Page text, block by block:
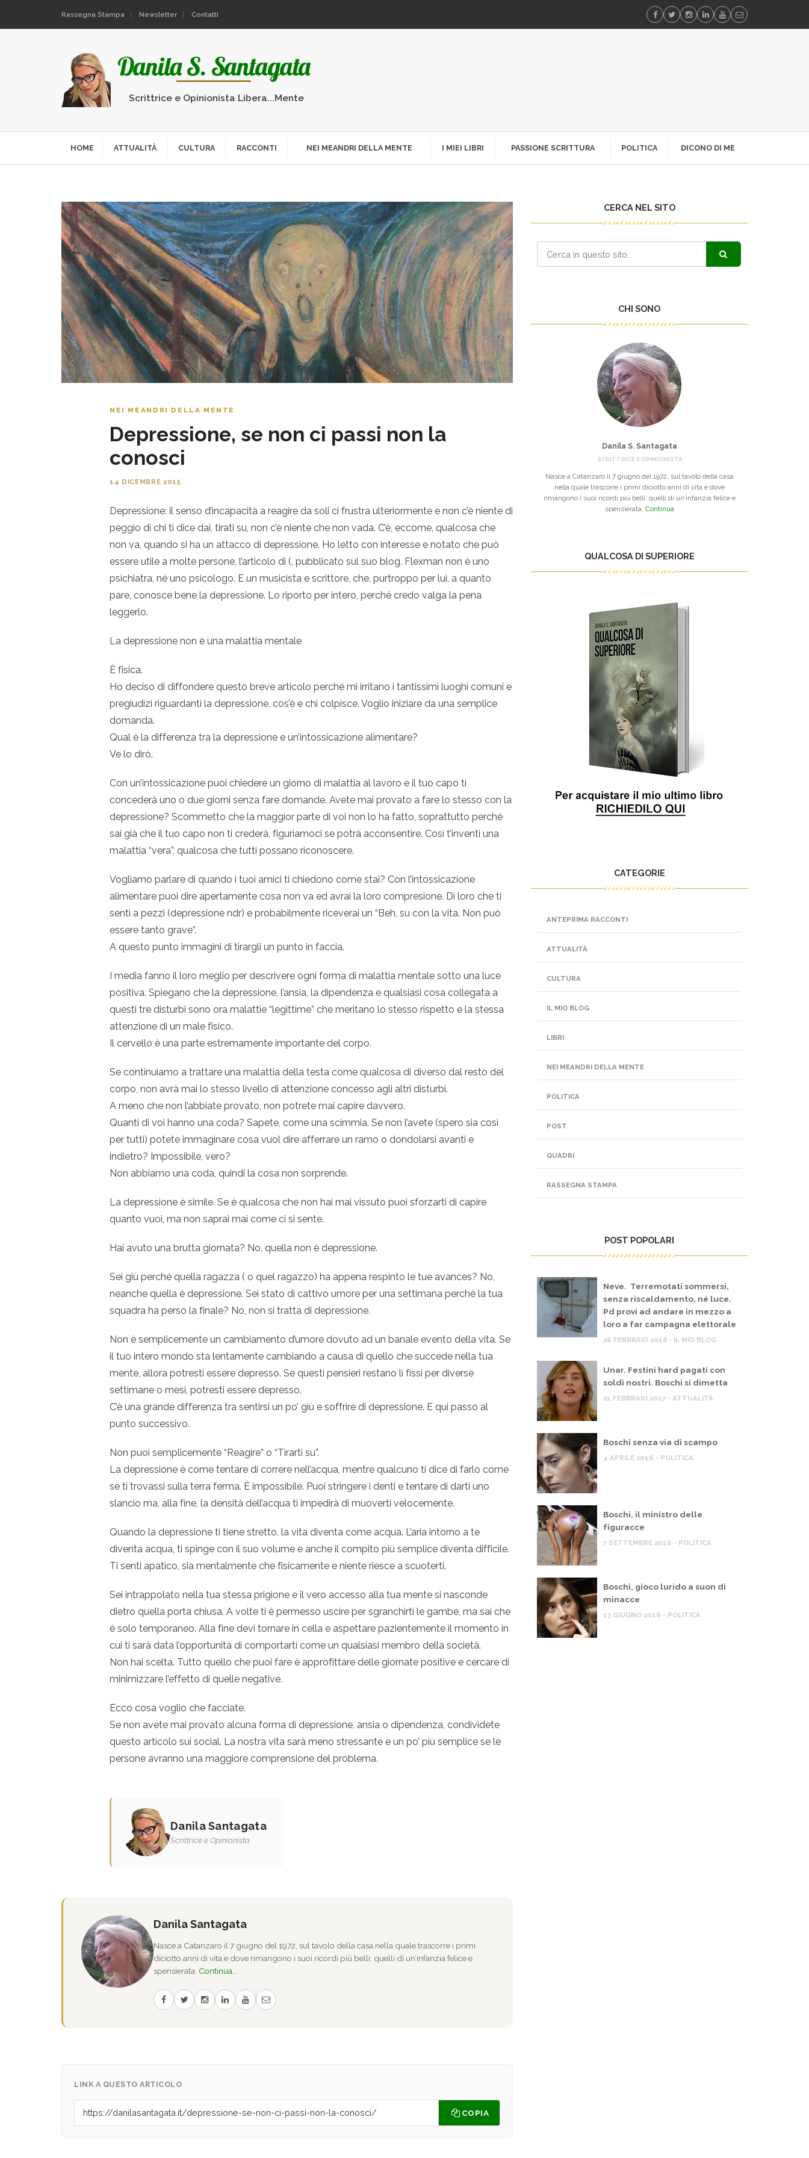
Rassegna Stampa Newsletter Contatti
Scrittrice e Opinionista Libera...Mente
HOME ATTUALITÀ CULTURA RACCONTI NEI MEANDRI DELLA MENTE I MIEI LIBRI PASSIONE SCRITTURA POLITICA DICONO DI ME
NEI MEANDRI DELLA MENTE
Depressione, se non ci passi non la
conosci
14 DICEMBRE 2015
Depressione: il senso d’incapacità a reagire da soli ci frustra ulteriormente e non c’è niente di
peggio di chi ti dice dai, tirati su, non c’è niente che non vada. C’è, eccome, qualcosa che
non va, quando si ha un attacco di depressione. Ho letto con interesse e notato che può
essere utile a molte persone, l’articolo di (, pubblicato sul suo blog. Flexman non è uno
psichiatra, né uno psicologo. E un musicista e scrittore, che, purtroppo per lui, a quanto
pare, conosce bene la depressione. Lo riporto per intero, perché credo valga la pena
leggerlo.
La depressione non è una malattia mentale
È fisica.
Ho deciso di diffondere questo breve articolo perché mi irritano i tantissimi luoghi comuni e
pregiudizi riguardanti la depressione, cos’è e chi colpisce. Voglio iniziare da una semplice
domanda.
Qual è la differenza tra la depressione e un’intossicazione alimentare?
Ve lo dirò.
Con un’intossicazione puoi chiedere un giorno di malattia al lavoro e il tuo capo ti
concederà uno o due giorni senza fare domande. Avete mai provato a fare lo stesso con la
depressione? Scommetto che la maggior parte di voi non lo ha fatto, soprattutto perché
sai già che il tuo capo non ti crederà, figuriamoci se potrà acconsentire. Così t’inventi una
malattia “vera”, qualcosa che tutti possano riconoscere.
Vogliamo parlare di quando i tuoi amici ti chiedono come stai? Con l’intossicazione
alimentare puoi dire apertamente cosa non va ed avrai la loro compresione. Dì loro che ti
senti a pezzi (depressione ndr) e probabilmente riceverai un “Beh, su con la vita. Non può
essere tanto grave”.
A questo punto immagini di tirargli un punto in faccia.
I media fanno il loro meglio per descrivere ogni forma di malattia mentale sotto una luce
positiva. Spiegano che la depressione, l’ansia, la dipendenza e qualsiasi cosa collegata a
questi tre disturbi sono ora malattie “legittime” che meritano lo stesso rispetto e la stessa
attenzione di un male fisico.
Il cervello è una parte estremamente importante del corpo.
Se continuiamo a trattare una malattia della testa come qualcosa di diverso dal resto del
corpo, non avrà mai lo stesso livello di attenzione concesso agli altri disturbi.
A meno che non l’abbiate provato, non potrete mai capire davvero.
Quanti di voi hanno una coda? Sapete, come una scimmia. Se non l’avete (spero sia così
per tutti) potete immaginare cosa vuol dire afferrare un ramo o dondolarsi avanti e
indietro? Impossibile, vero?
Non abbiamo una coda, quindi la cosa non sorprende.
La depressione è simile. Se è qualcosa che non hai mai vissuto puoi sforzarti di capire
quanto vuoi, ma non saprai mai come ci si sente.
Hai avuto una brutta giornata? No, quella non è depressione.
Sei giù perché quella ragazza ( o quel ragazzo) ha appena respinto le tue avances? No,
neanche quella è depressione. Sei stato di cattivo umore per una settimana perché la tua
squadra ha perso la finale? No, non si tratta di depressione.
Non è semplicemente un cambiamento d’umore dovuto ad un banale evento della vita. Se
il tuo intero mondo sta lentamente cambiando a causa di quello che succede nella tua
mente, allora potresti essere depresso. Se questi pensieri restano lì fissi per diverse
settimane o mesi, potresti essere depresso.
C’è una grande differenza tra sentirsi un po’ giù e soffrire di depressione. E qui passo al
punto successivo.
Non puoi semplicemente “Reagire” o “Tirarti su”.
La depressione è come tentare di correre nell’acqua, mentre qualcuno ti dice di farlo come
se ti trovassi sulla terra ferma. È impossibile. Puoi stringere i denti e tentare di darti uno
slancio ma, alla fine, la densità dell’acqua ti impedirà di muoverti velocemente.
Quando la depressione ti tiene stretto, la vita diventa come acqua. L’aria intorno a te
diventa acqua, ti spinge con il suo volume e anche il compito più semplice diventa difficile.
Ti senti apatico, sia mentalmente che fisicamente e niente riesce a scuoterti.
Sei intrappolato nella tua stessa prigione e il vero accesso alla tua mente si nasconde
dietro quella porta chiusa. A volte ti è permesso uscire per sgranchirti le gambe, ma sai che
è solo temporaneo. Alla fine devi tornare in cella e aspettare pazientemente il momento in
cui ti sarà data l’opportunità di comportarti come un qualsiasi membro della società.
Non hai scelta. Tutto quello che puoi fare è approfittare delle giornate positive e cercare di
minimizzare l’effetto di quelle negative.
Ecco cosa voglio che facciate.
Se non avete mai provato alcuna forma di depressione, ansia o dipendenza, condividete
questo articolo sui social. La nostra vita sarà meno stressante e un po’ più semplice se le
persone avranno una maggiore comprensione del problema.
Danila Santagata
Scrittrice e Opinionista
Danila Santagata
Nasce a Catanzaro il 7 giugno del 1972, sul tavolo della casa nella quale trascorre i primi
diciotto anni di vita e dove rimangono i suoi ricordi più belli: quelli di un’infanzia felice e
spensierata. Continua...
LINK A QUESTO ARTICOLO
COPIA
CERCA NEL SITO
CHI SONO
Danila S. Santagata
SCRITTRICE E OPINIONISTA
Nasce a Catanzaro il 7 giugno del 1972, sul tavolo della casa
nella quale trascorre i primi diciotto anni di vita e dove
rimangono i suoi ricordi più belli: quelli di un’infanzia felice e
spensierata. Continua
QUALCOSA DI SUPERIORE
CATEGORIE
ANTEPRIMA RACCONTI
ATTUALITÀ
CULTURA
IL MIO BLOG
LIBRI
NEI MEANDRI DELLA MENTE
POLITICA
POST
QUADRI
RASSEGNA STAMPA
POST POPOLARI
Neve. Terremotati sommersi,
senza riscaldamento, né luce.
Pd provi ad andare in mezzo a
loro a far campagna elettorale
26 FEBBRAIO 2018 - IL MIO BLOG
Unar. Festini hard pagati con
soldi nostri. Boschi si dimetta
21 FEBBRAIO 2017 - ATTUALITÀ
Boschi senza via di scampo
4 APRILE 2016 - POLITICA
Boschi, il ministro delle
figuracce
7 SETTEMBRE 2016 - POLITICA
Boschi, gioco lurido a suon di
minacce
13 GIUGNO 2016 - POLITICA